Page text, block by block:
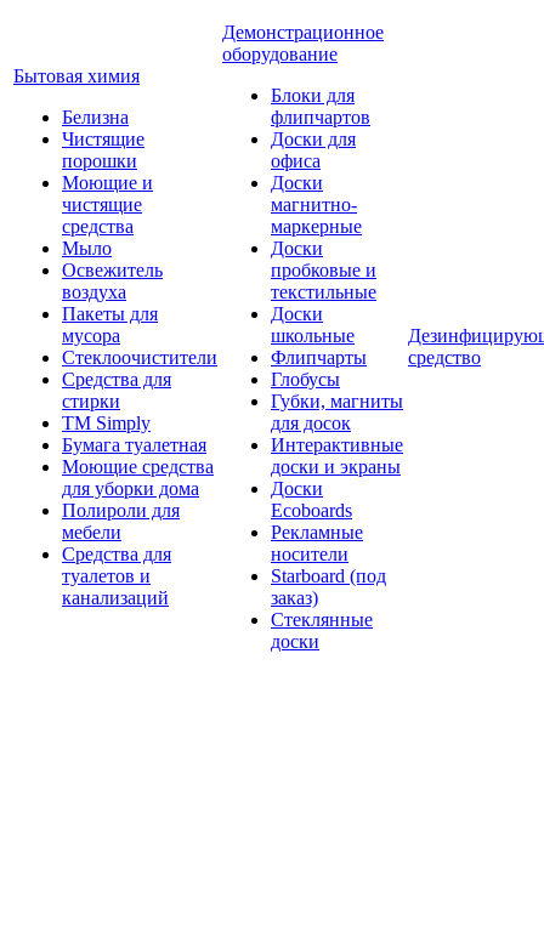
Бытовая химия
Белизна
Чистящие
порошки
Моющие и
чистящие
средства
Мыло
Освежитель
воздуха
Пакеты для
мусора
Стеклоочистители
Средства для
стирки
TM Simply
Бумага туалетная
Моющие средства
для уборки дома
Полироли для
мебели
Средства для
туалетов и
канализаций
Демонстрационное
оборудование
Блоки для
флипчартов
Доски для
офиса
Доски
магнитно-
маркерные
Доски
пробковые и
текстильные
Доски
школьные
Флипчарты
Глобусы
Губки, магниты
для досок
Интерактивные
доски и экраны
Доски
Ecoboards
Рекламные
носители
Starboard (под
заказ)
Стеклянные
доски
средство